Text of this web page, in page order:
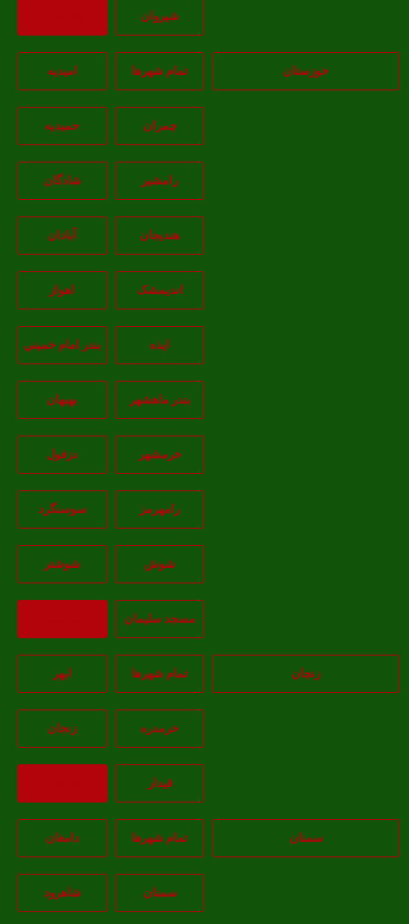
شيروان
خوزستان تمام شهر‌ها امیدیه
چمران حمیدیه
رامشیر شادگان
هندیجان آبادان
انديمشک اهواز
بندر امام خميني
بندر ماهشهر بهبهان
خرمشهر دزفول
رامهرمز سوسنگرد
شوش شوشتر
مسجد سليمان
زنجان تمام شهر‌ها
خرمدره زنجان
قيدار
سمنان تمام شهر‌ها دامغان
سمنان شاهرود